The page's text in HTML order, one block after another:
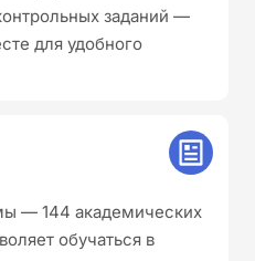
заданий —
для удобного
— 144 академических
обучаться в